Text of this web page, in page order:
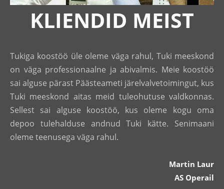
KLIENDID MEIST
Tukiga koostöö üle oleme väga rahul, Tuki meeskond
on väga professionaalne ja abivalmis. Meie koostöö
sai alguse pärast Päästeameti järelvalvetoimingut, kus
Tuki meeskond aitas meid tuleohutuse valdkonnas.
Sellest sai alguse koostöö, kus oleme kogu oma
depoo tulehalduse andnud Tuki kätte. Senimaani
oleme teenusega väga rahul.
Martin Laur
AS Operail